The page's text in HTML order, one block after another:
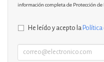
información completa de Protección
He leído y acepto la Política